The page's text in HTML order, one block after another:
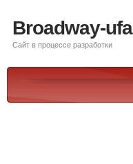
Broadway-
Сайт в процессе разработки